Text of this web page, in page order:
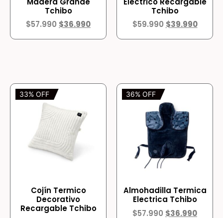
Tchibo
$57.990 $36.990
Tchibo
$59.990 $39.990
33% OFF
Cojín Termico
Decorativo
Recargable Tchibo
36% OFF
Almohadilla Termica
Electrica Tchibo
$57.990 $36.990